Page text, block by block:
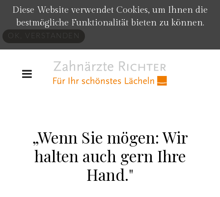
Diese Website verwendet Cookies, um Ihnen die
bestmögliche Funktionalität bieten zu können.
OK, VERSTANDEN
„Wenn Sie mögen: Wir
halten auch gern Ihre
Hand."